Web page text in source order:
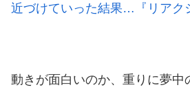
近づけていった結果…『リアク
動きが面白いのか、重りに夢中